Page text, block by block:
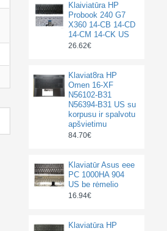
Klaiviatūra HP
Probook 240 G7
X360 14-CB 14-CD
14-CM 14-CK US
26.62€
Klaviat8ra HP
Omen 16-XF
N56102-B31
N56394-B31 US su
korpusu ir spalvotu
apšvietimu
84.70€
Klaviatūr Asus eee
PC 1000HA 904
US be rėmelio
16.94€
Klaviatūra HP